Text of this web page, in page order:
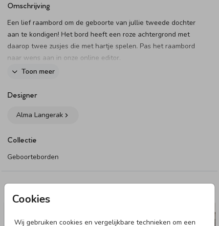
Cookies
Wij gebruiken cookies en vergelijkbare technieken om een
Omschrijving
Een lief raambord om de geboorte van jullie tweede dochter
aan te kondigen! Het bord heeft een roze achtergrond met
daarop twee zusjes die met hartje spelen. Pas het raambord
naar wens aan in onze online editor.
Dit product maakt onderdeel uit van
Toon meer
Designer
Alma Langerak
Collectie
Geboorteborden